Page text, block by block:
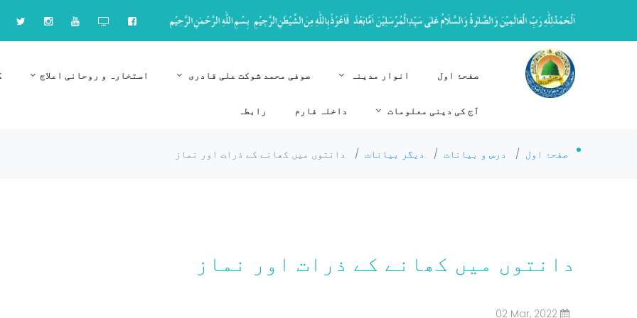
صفحۂ اول انوار مدینہ صوفی محمد شوکت علی قادری استخارہ و روحانی اعلاج
آج کی دینی معلومات داخلہ فارم رابطہ
صفحۂ اول / درس و بیانات / دیگر بیانات / دانتوں میں کھانے کے ذرات اور نماز
دانتوں میں کھانے کے ذرات اور نماز
02 Mar, 2022